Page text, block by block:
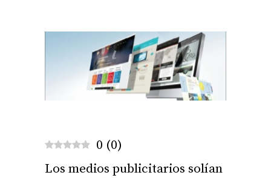
0 (0)
Los medios publicitarios solían